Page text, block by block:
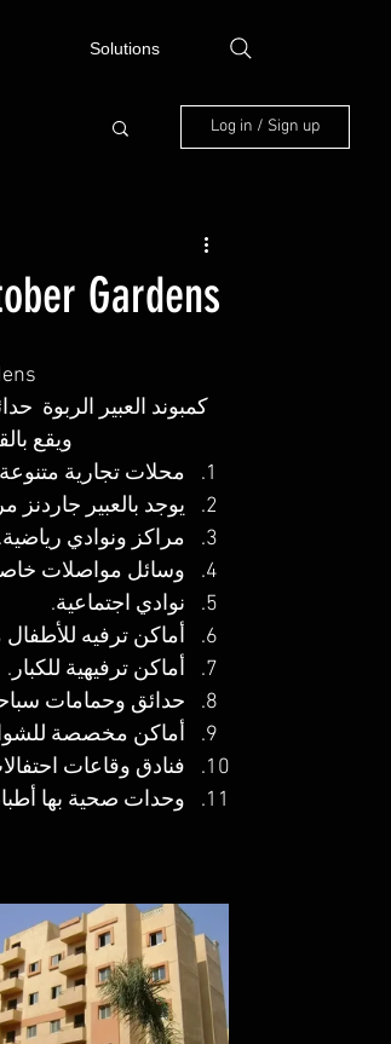
Solutions
Log in / Sign up
Gardens
كمبوند العبير الربوة
ويقع
محلات تجارية
يوجد بالعبير
مراكز ونوادي رياضية.
وسائل مواصلات خاصة
نوادي اجتماعية.
أماكن ترفيه
أماكن ترفيهية للكبار.
حدائق وحمامات
أماكن مخصصة
فنادق وقاعات
وحدات صحية بها